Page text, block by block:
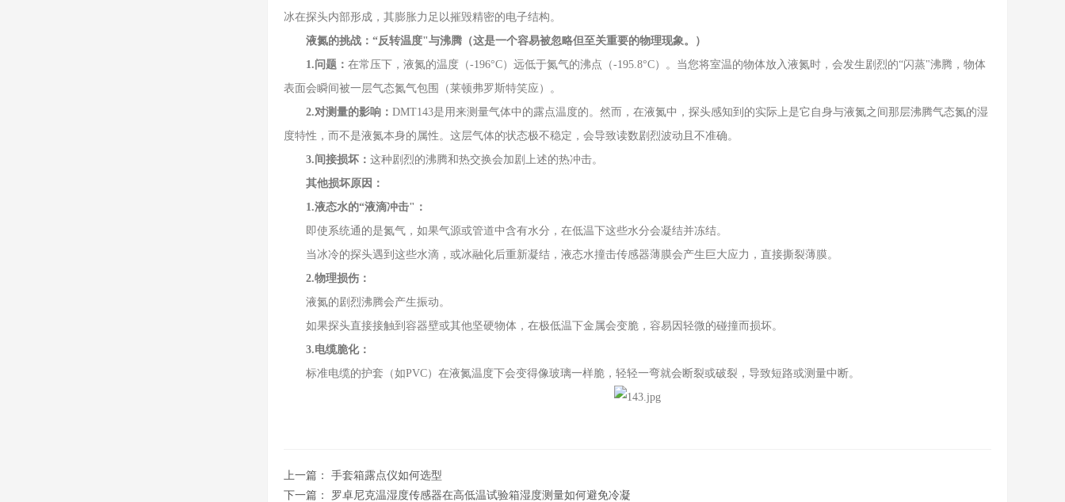
冰在探头内部形成，其膨胀力足以摧毁精密的电子结构。
液氮的挑战：“反转温度"与沸腾（这是一个容易被忽略但至关重要的物理现象。）
1.问题： 在常压下，液氮的温度（-196°C）远低于氮气的沸点（-195.8°C）。当您将室温的物体放入液氮时，会发生剧烈的“闪蒸"沸腾，物体
表面会瞬间被一层气态氮气包围（莱顿弗罗斯特笑应）。
2.对测量的影响： DMT143是用来测量气体中的露点温度的。然而，在液氮中，探头感知到的实际上是它自身与液氮之间那层沸腾气态氮的湿
度特性，而不是液氮本身的属性。这层气体的状态极不稳定，会导致读数剧烈波动且不准确。
3.间接损坏： 这种剧烈的沸腾和热交换会加剧上述的热冲击。
其他损坏原因：
1.液态水的“液滴冲击"：
即使系统通的是氮气，如果气源或管道中含有水分，在低温下这些水分会凝结并冻结。
当冰冷的探头遇到这些水滴，或冰融化后重新凝结，液态水撞击传感器薄膜会产生巨大应力，直接撕裂薄膜。
2.物理损伤：
液氮的剧烈沸腾会产生振动。
如果探头直接接触到容器壁或其他坚硬物体，在极低温下金属会变脆，容易因轻微的碰撞而损坏。
3.电缆脆化：
标准电缆的护套（如PVC）在液氮温度下会变得像玻璃一样脆，轻轻一弯就会断裂或破裂，导致短路或测量中断。
上一篇： 手套箱露点仪如何选型
下一篇： 罗卓尼克温湿度传感器在高低温试验箱湿度测量如何避免冷凝